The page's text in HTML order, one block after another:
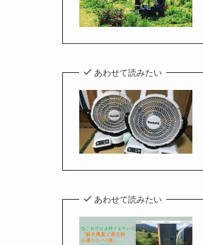
あわせて読みたい
あわせて読みたい